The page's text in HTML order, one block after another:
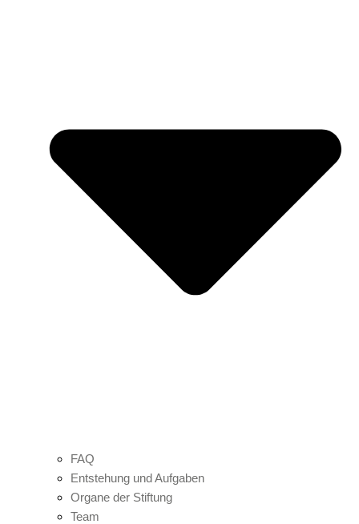
FAQ
Entstehung und Aufgaben
Organe der Stiftung
Team